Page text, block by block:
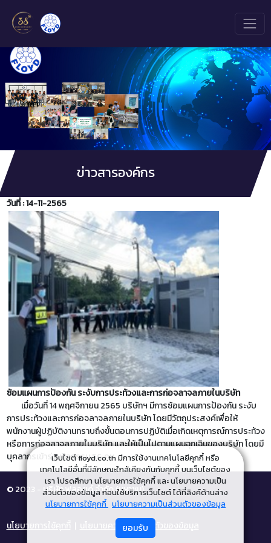
เว็บไซต์ floyd.co.th มีการใช้งานเทคโนโลยีคุกกี้ หรือ
เทคโนโลยีอื่นที่มีลักษณะใกล้เคียงกันกับคุกกี้ บนเว็บไซต์ของ
เรา โปรดศึกษา นโยบายการใช้คุกกี้ และ นโยบายความเป็น
ส่วนตัวของข้อมูล ก่อนใช้บริการเว็บไซต์ ได้ที่ลิงค์ด้านล่าง
นโยบายการใช้คุกกี้ นโยบายความเป็นส่วนตัวของข้อมูล
ยอมรับ
ข่าวสารองค์กร
วันที่ : 14-11-2565
ซ้อมแผนการป้องกัน ระงับการประท้วงและการก่อจลาจลภายในบริษัท
เมื่อวันที่ 14 พฤศจิกายน 2565 บริษัทฯ มีการซ้อมแผนการป้องกัน ระงับ
การประท้วงและการก่อจลาจลภายในบริษัท โดยมีวัตถุประสงค์เพื่อให้
พนักงานผู้ปฏิบัติงานทราบถึงขั้นตอนการปฏิบัติเมื่อเกิดเหตุการณ์การประท้วง
หรือการก่อจลาจลภายในบริษัท และให้เป็นไปตามแผนฉุกเฉินของบริษัท โดยมี
บุคลากรเข้าร่วมกิจกรรม 56 คน
© 2023 - บริษัท ฟลอยด์ จำกัด (มหาชน)
นโยบายการใช้คุกกี้ นโยบายความเป็นส่วนตัวของข้อมูล